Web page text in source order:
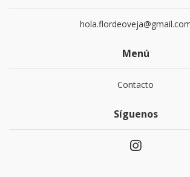
Menú
Contacto
Síguenos